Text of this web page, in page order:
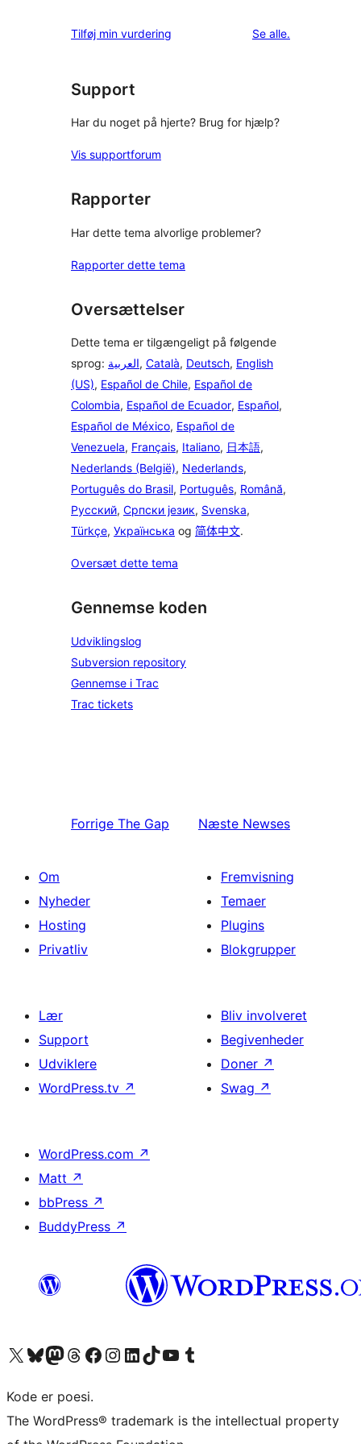
anmeldelser
stjernet
Tilføj min vurdering Se alleanmeldelser
.
Support
Har du noget på hjerte? Brug for hjælp?
Vis supportforum
Rapporter
Har dette tema alvorlige problemer?
Rapporter dette tema
Oversættelser
Dette tema er tilgængeligt på følgende
sprog: العربية, Català, Deutsch, English
(US), Español de Chile, Español de
Colombia, Español de Ecuador, Español,
Español de México, Español de
Venezuela, Français, Italiano, 日本語,
Nederlands (België), Nederlands,
Português do Brasil, Português, Română,
Русский, Српски језик, Svenska,
Türkçe, Українська og 简体中文.
Oversæt dette tema
Gennemse koden
Udviklingslog
Subversion repository
Gennemse i Trac
Trac tickets
Forrige The Gap Næste Newses
Om
Nyheder
Hosting
Privatliv
Fremvisning
Temaer
Plugins
Blokgrupper
Lær
Support
Udviklere
WordPress.tv ↗
Bliv involveret
Begivenheder
Doner ↗
Swag ↗
WordPress.com ↗
Matt ↗
bbPress ↗
BuddyPress ↗
Besøg vores X (tidligere Twitter) konto
Besøg vores Bluesky-konto
Besøg vores Mastodon konto
Besøg vores Threads-konto
Besøg vores Facebook sideBesøg vores Instagram konto
Besøg vores LinkedIn konto
Besøg vores TikTok-konto
Besøg vores YouTube-kanalBesøg vores Tumblr-konto
Kode er poesi.
The WordPress® trademark is the intellectual property